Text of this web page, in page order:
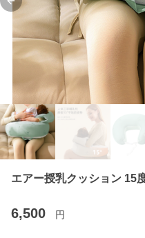
Previous slide
エアー授乳クッション 15
6,500 円